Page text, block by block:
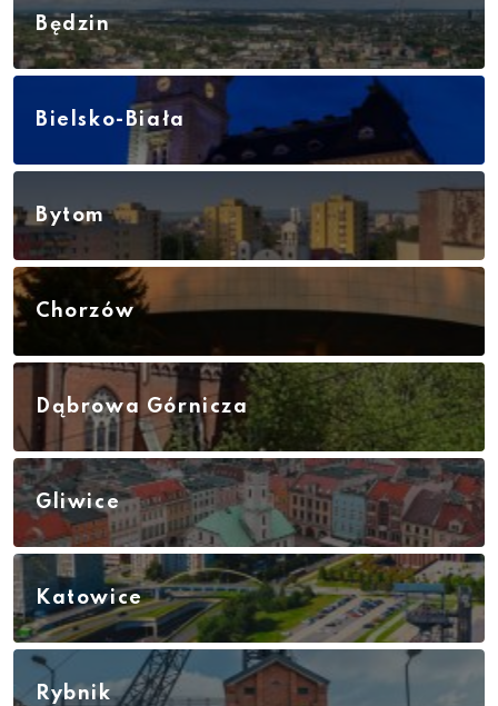
Będzin
Bielsko-Biała
Bytom
Chorzów
Dąbrowa Górnicza
Gliwice
Katowice
Rybnik